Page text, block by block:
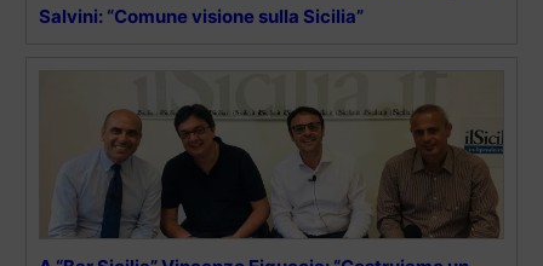
Salvini: “Comune visione sulla Sicilia”